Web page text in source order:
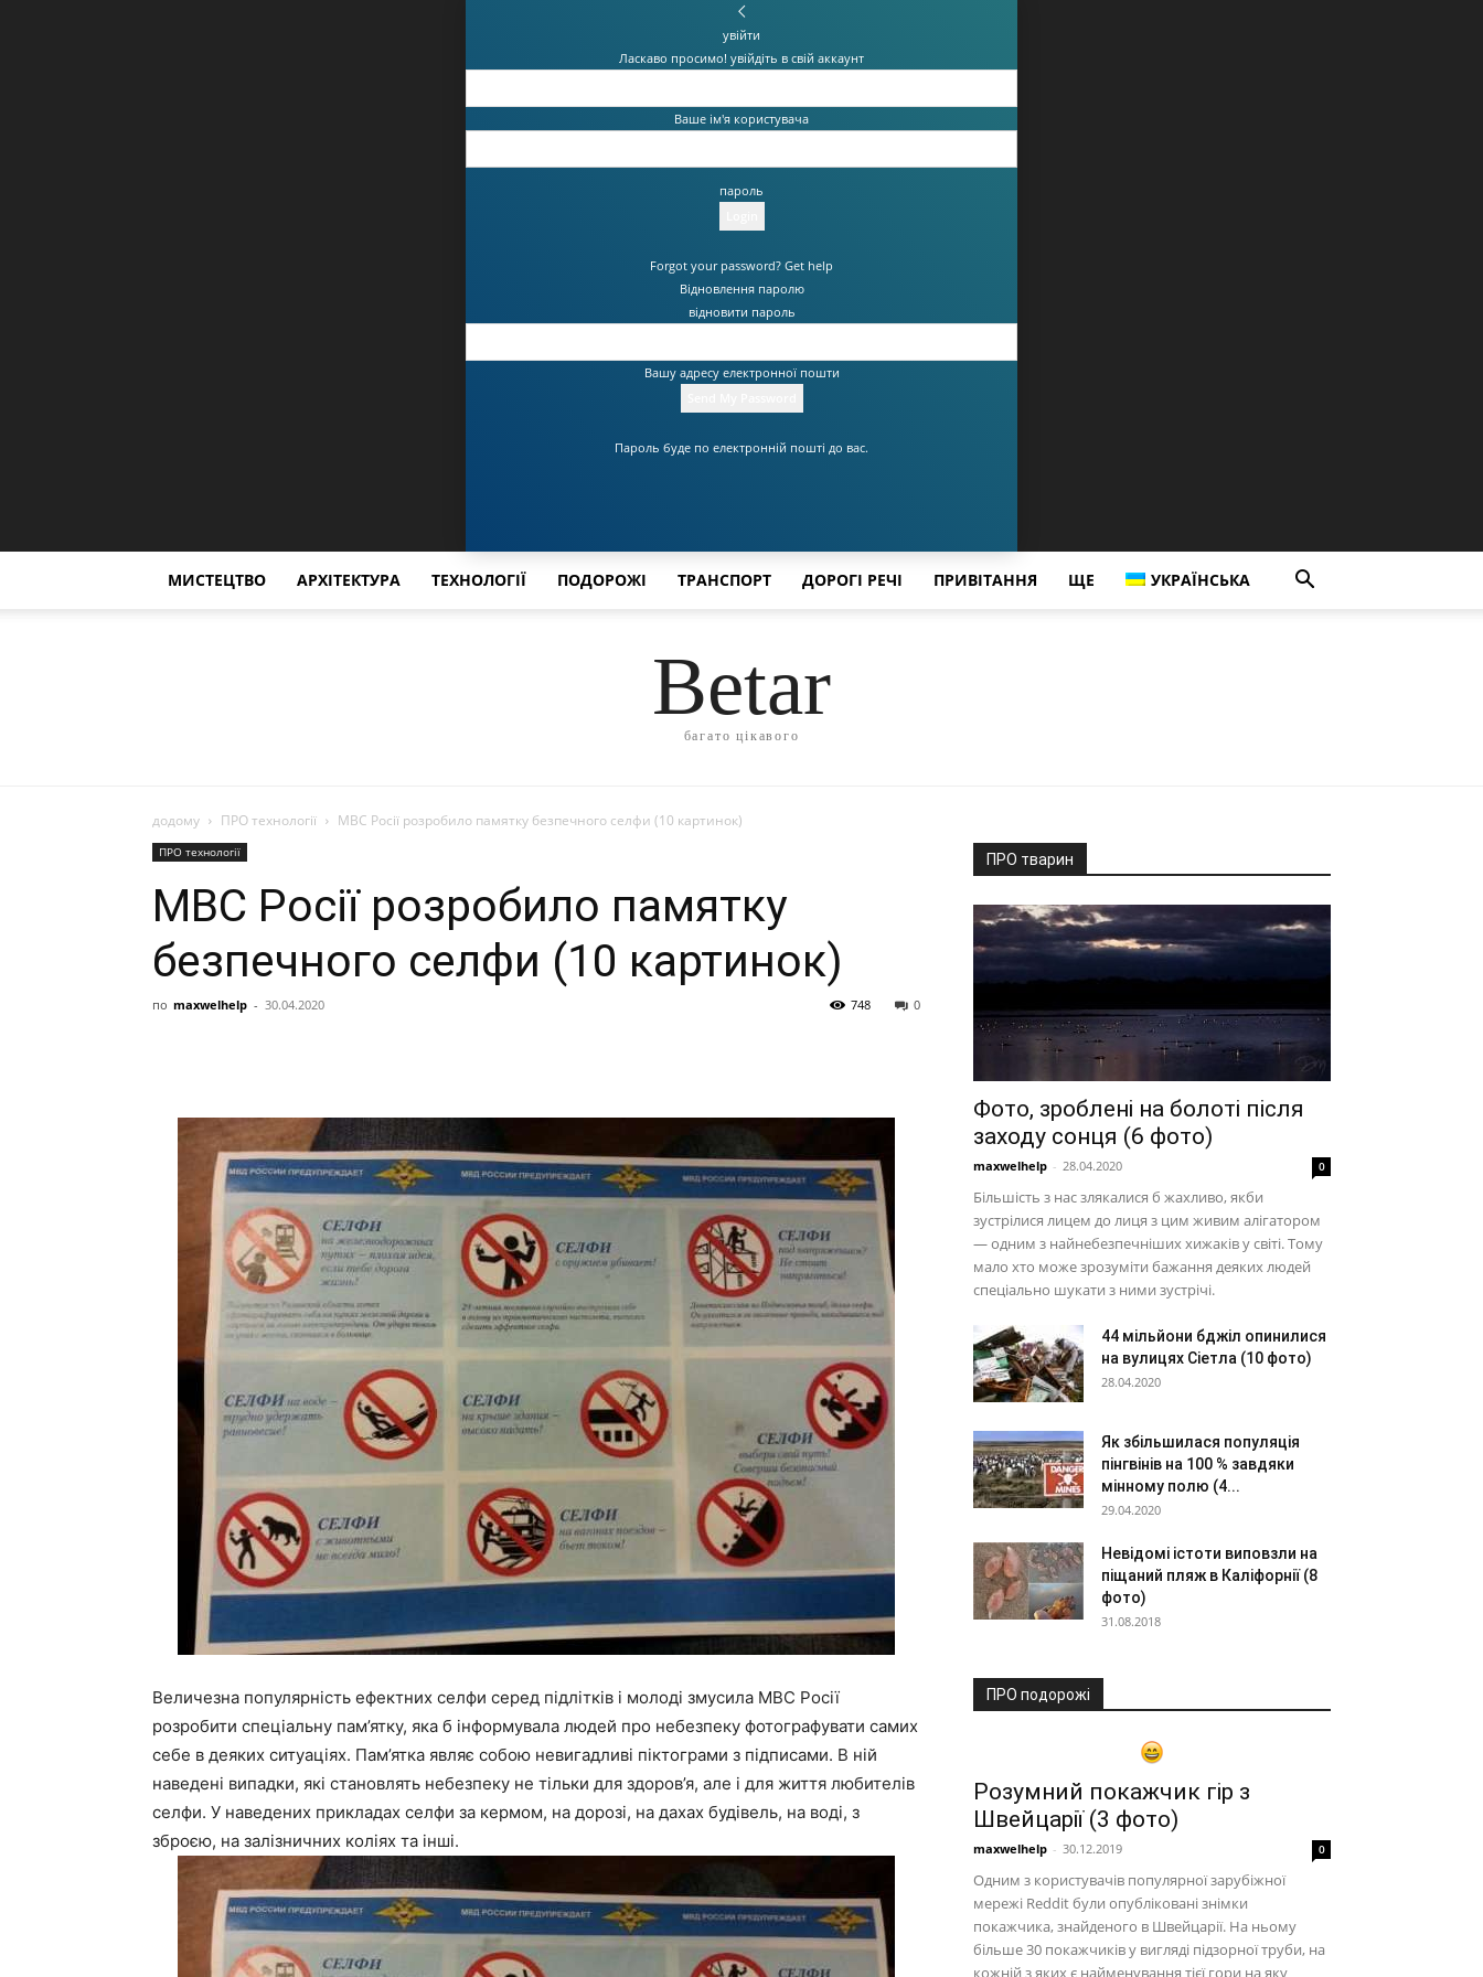
увійти
Ласкаво просимо! увійдіть в свій аккаунт
Ваше ім'я користувача
пароль
Forgot your password? Get help
Відновлення паролю
відновити пароль
Вашу адресу електронної пошти
Пароль буде по електронній пошті до вас.
МИСТЕЦТВО АРХІТЕКТУРА ТЕХНОЛОГІЇ ПОДОРОЖІ ТРАНСПОРТ ДОРОГІ РЕЧІ ПРИВІТАННЯ ЩЕ УКРАЇНСЬКА
Betar
багато цікавого
додому ПРО технології МВС Росії розробило памятку безпечного селфи (10 картинок)
ПРО технології
МВС Росії розробило памятку
безпечного селфи (10 картинок)
по maxwelhelp - 30.04.2020 0
748
Величезна популярність ефектних селфи серед підлітків і молоді змусила МВС Росії
розробити спеціальну пам’ятку, яка б інформувала людей про небезпеку фотографувати самих
себе в деяких ситуаціях. Пам’ятка являє собою невигадливі піктограми з підписами. В ній
наведені випадки, які становлять небезпеку не тільки для здоров’я, але і для життя любителів
селфи. У наведених прикладах селфи за кермом, на дорозі, на дахах будівель, на воді, з
зброєю, на залізничних коліях та інші.
ПРО тварин
Фото, зроблені на болоті після
заходу сонця (6 фото)
maxwelhelp - 28.04.2020 0
Більшість з нас злякалися б жахливо, якби
зустрілися лицем до лиця з цим живим алігатором
— одним з найнебезпечніших хижаків у світі. Тому
мало хто може зрозуміти бажання деяких людей
спеціально шукати з ними зустрічі.
44 мільйони бджіл опинилися
на вулицях Сіетла (10 фото)
28.04.2020
Як збільшилася популяція
пінгвінів на 100 % завдяки
мінному полю (4...
29.04.2020
Невідомі істоти виповзли на
піщаний пляж в Каліфорнії (8
фото)
31.08.2018
ПРО подорожі
Розумний покажчик гір з
Швейцарії (3 фото)
maxwelhelp - 30.12.2019 0
Одним з користувачів популярної зарубіжної
мережі Reddit були опубліковані знімки
покажчика, знайденого в Швейцарії. На ньому
більше 30 покажчиків у вигляді підзорної труби, на
кожній з яких є найменування тієї гори на яку